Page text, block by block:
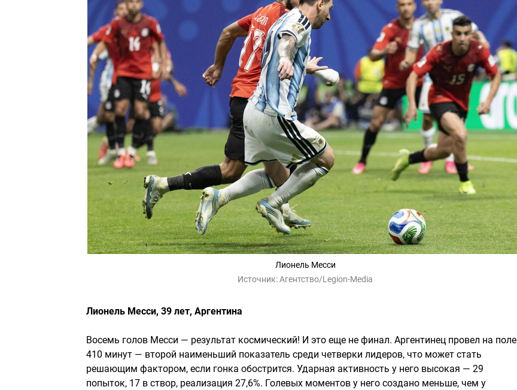
Лионель Месси
Источник:Агентство/Legion-Media
Лионель Месси, 39 лет, Аргентина
Восемь голов Месси — результат космический! И это еще не финал. Аргентинец провел на поле
410 минут — второй наименьший показатель среди четверки лидеров, что может стать
решающим фактором, если гонка обострится. Ударная активность у него высокая — 29
попыток, 17 в створ, реализация 27,6%. Голевых моментов у него создано меньше, чем у